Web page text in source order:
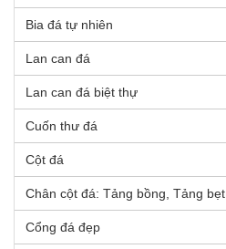
Bia đá tự nhiên
Lan can đá
Lan can đá biệt thự
Cuốn thư đá
Cột đá
Chân cột đá: Tảng bồng, Tảng bẹt
Cổng đá đẹp